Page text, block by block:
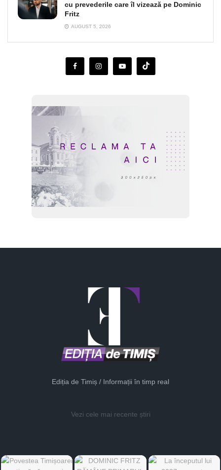
cu prevederile care îl vizează pe Dominic
Fritz
AUGUST 5, 2026
Ediția de Timiș / Informații în timp real
Vezi cele mai recente știri